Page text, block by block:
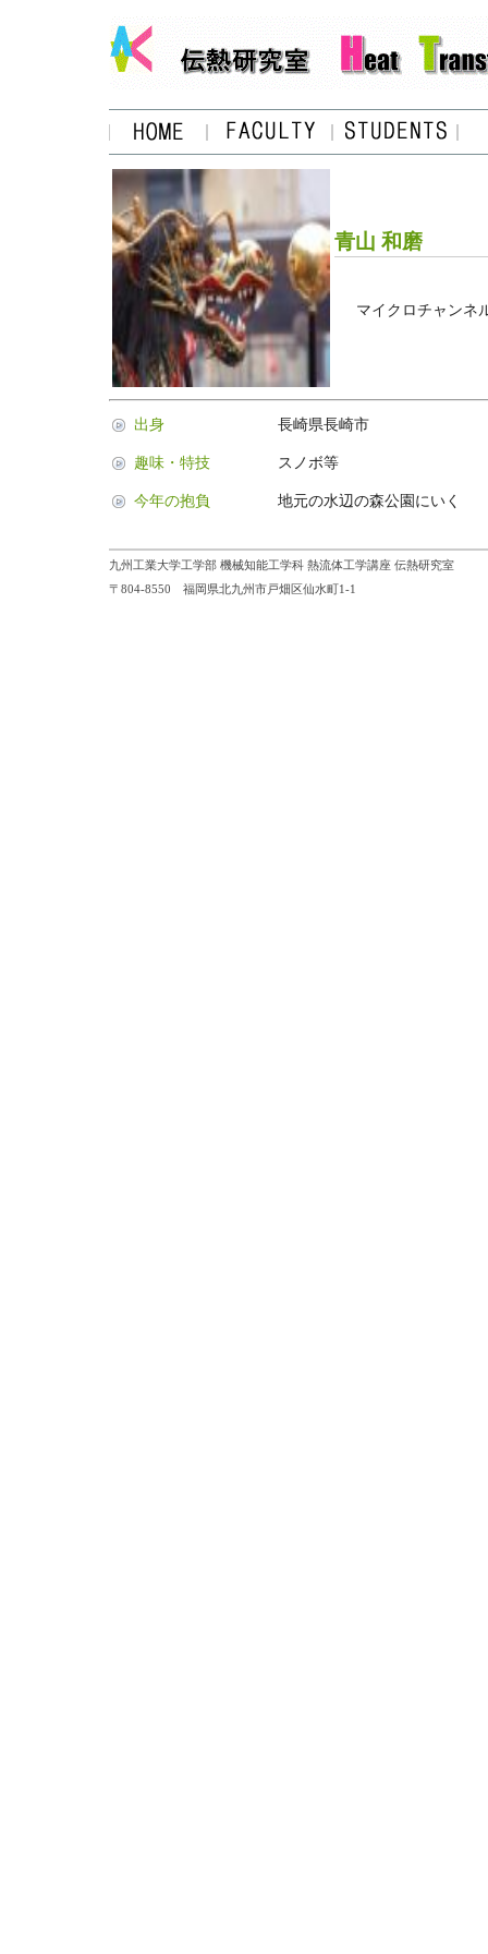
青山 和磨
マイクロチャンネ
出身 長崎県長崎市
趣味・特技 スノボ等
今年の抱負 地元の水辺の森公園にいく
九州工業大学工学部 機械知能工学科 熱流体工学講座 伝熱研究室
〒804-8550 福岡県北九州市戸畑区仙水町1-1